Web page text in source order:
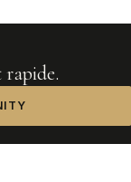
rapide.